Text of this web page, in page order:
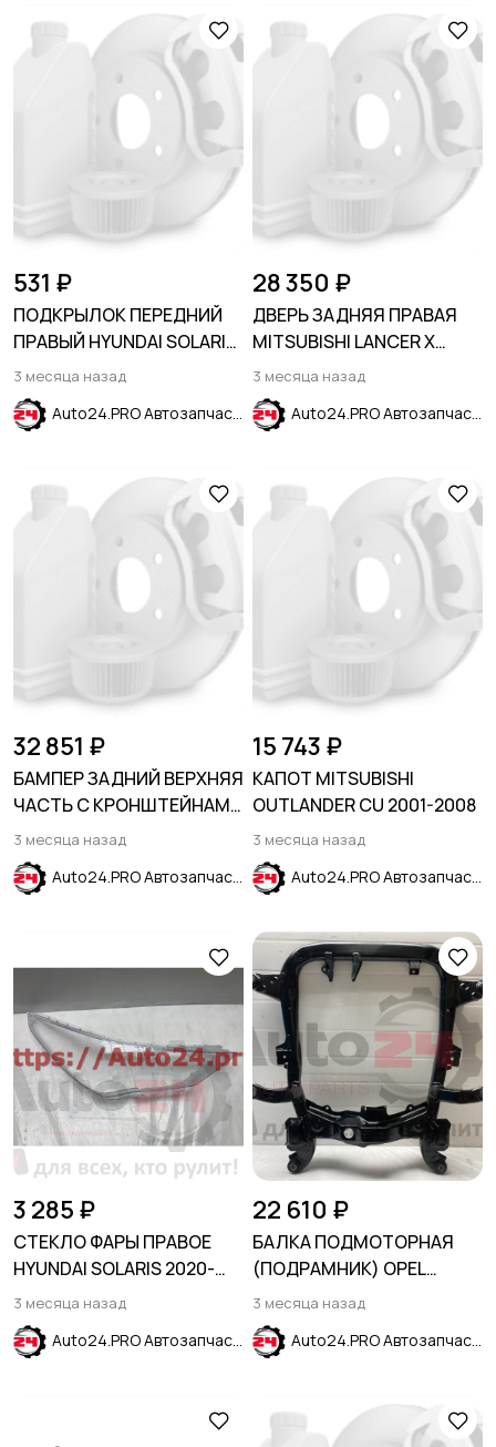
531 ₽
ПОДКРЫЛОК ПЕРЕДНИЙ
ПРАВЫЙ HYUNDAI SOLARIS
2020-2024 / Solaris HS 24-
3 месяца назад
Auto24.PRO Автозапчасти
28 350 ₽
ДВЕРЬ ЗАДНЯЯ ПРАВАЯ
MITSUBISHI LANCER X
2007-2017
3 месяца назад
Auto24.PRO Автозапчасти
32 851 ₽
БАМПЕР ЗАДНИЙ ВЕРХНЯЯ
ЧАСТЬ С КРОНШТЕЙНАМИ
КРЕПЛЕНИЯ РАДАРОВ
МЕРТВЫХ ЗОН GMC
TERRAIN 2017-2021
3 месяца назад
Auto24.PRO Автозапчасти
15 743 ₽
КАПОТ MITSUBISHI
OUTLANDER CU 2001-2008
3 месяца назад
Auto24.PRO Автозапчасти
3 285 ₽
СТЕКЛО ФАРЫ ПРАВОЕ
HYUNDAI SOLARIS 2020-
2023
3 месяца назад
Auto24.PRO Автозапчасти
22 610 ₽
БАЛКА ПОДМОТОРНАЯ
(ПОДРАМНИК) OPEL
ASTRA G 1998-2005
3 месяца назад
Auto24.PRO Автозапчасти